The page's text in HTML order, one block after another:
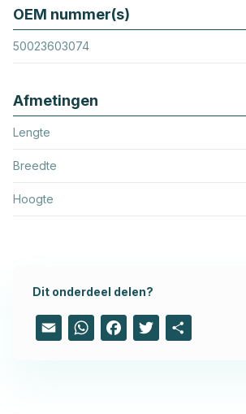
OEM nummer(s)
50023603074
Afmetingen
Lengte
Breedte
Hoogte
Dit onderdeel delen?
Email WhatsAppFacebook
Twitter